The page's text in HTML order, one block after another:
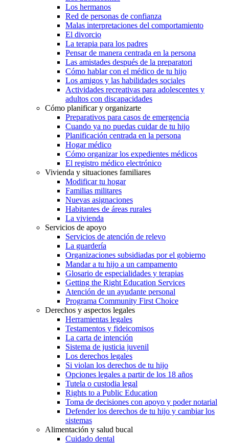
Los hermanos
Red de personas de confianza
Malas interpretaciones del comportamiento
El divorcio
La terapia para los padres
Pensar de manera centrada en la persona
Las amistades después de la preparatori
Cómo hablar con el médico de tu hijo
Los amigos y las habilidades sociales
Actividades recreativas para adolescentes y
adultos con discapacidades
Cómo planificar y organizarte
Preparativos para casos de emergencia
Cuando ya no puedas cuidar de tu hijo
Planificación centrada en la persona
Hogar médico
Cómo organizar los expedientes médicos
El registro médico electrónico
Vivienda y situaciones familiares
Modificar tu hogar
Familias militares
Nuevas asignaciones
Habitantes de áreas rurales
La vivienda
Servicios de apoyo
Servicios de atención de relevo
La guardería
Organizaciones subsidiadas por el gobierno
Mandar a tu hijo a un campamento
Glosario de especialidades y terapias
Getting the Right Education Services
Atención de un ayudante personal
Programa Community First Choice
Derechos y aspectos legales
Herramientas legales
Testamentos y fideicomisos
La carta de intención
Sistema de justicia juvenil
Los derechos legales
Si violan los derechos de tu hijo
Opciones legales a partir de los 18 años
Tutela o custodia legal
Rights to a Public Education
Toma de decisiones con apoyo y poder notarial
Defender los derechos de tu hijo y cambiar los
sistemas
Alimentación y salud bucal
Cuidado dental